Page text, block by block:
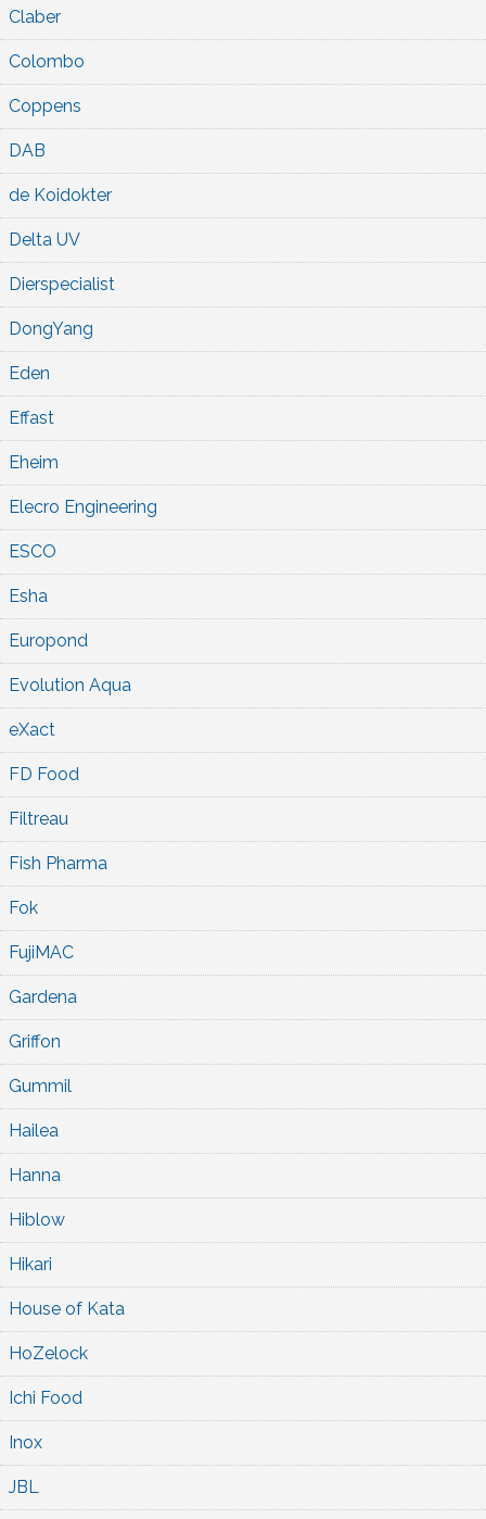
Claber
Colombo
Coppens
DAB
de Koidokter
Delta UV
Dierspecialist
DongYang
Eden
Effast
Eheim
Elecro Engineering
ESCO
Esha
Europond
Evolution Aqua
eXact
FD Food
Filtreau
Fish Pharma
Fok
FujiMAC
Gardena
Griffon
Gummil
Hailea
Hanna
Hiblow
Hikari
House of Kata
HoZelock
Ichi Food
Inox
JBL